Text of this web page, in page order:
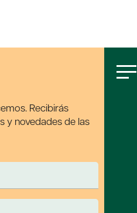
Recibirás
y novedades de las